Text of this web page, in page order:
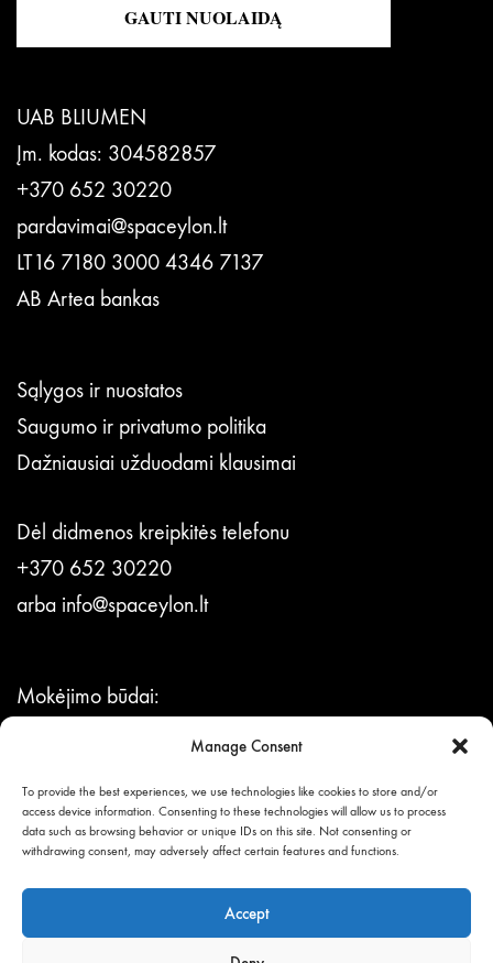
Manage Consent
To provide the best experiences, we use technologies like cookies to store and/or
access device information. Consenting to these technologies will allow us to process
data such as browsing behavior or unique IDs on this site. Not consenting or
withdrawing consent, may adversely affect certain features and functions.
Accept
UAB BLIUMEN
Įm. kodas: 304582857
+370 652 30220
pardavimai@spaceylon.lt
LT16 7180 3000 4346 7137
AB Artea bankas
Sąlygos ir nuostatos
Saugumo ir privatumo politika
Dažniausiai užduodami klausimai
Dėl didmenos kreipkitės telefonu
+370 652 30220
arba info@spaceylon.lt
Mokėjimo būdai:
© UAB BLIUMEN,
visos teisės saugomos.
GAUTI NUOLAIDĄ